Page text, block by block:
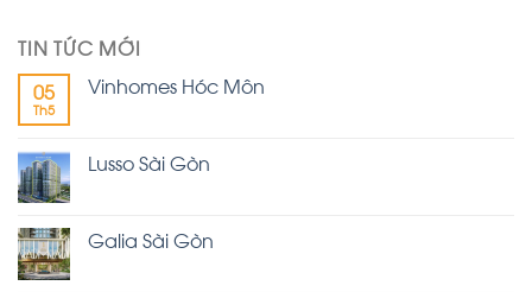
TIN TỨC MỚI
05
Th5
Vinhomes Hóc Môn
Lusso Sài Gòn
Galia Sài Gòn